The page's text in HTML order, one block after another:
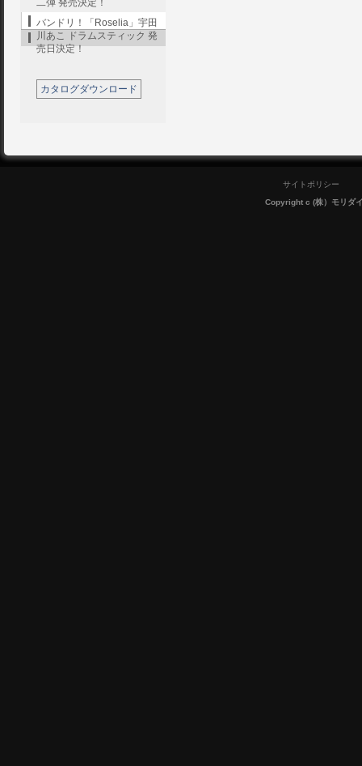
二弾 発売決定！
バンドリ！「Roselia」宇田
川あこ ドラムスティック 発
売日決定！
カタログダウンロード
サイトポリシー
Copyright c (株）モリダ